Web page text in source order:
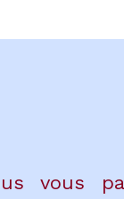
vous